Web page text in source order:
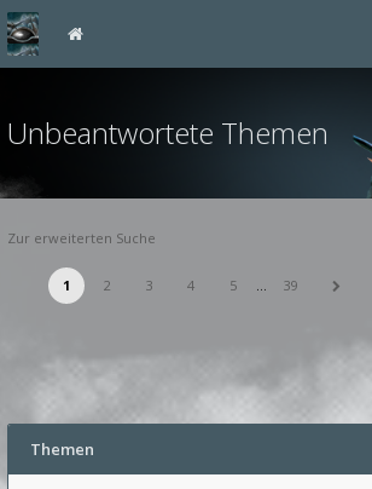
Unbeantwortete Themen
Zur erweiterten Suche
1 2 3 4 5 … 39
Themen